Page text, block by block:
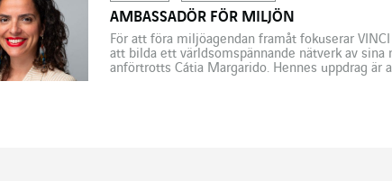
AMBASSADÖR FÖR MILJÖN
För att föra miljöagendan framåt fokuserar
att bilda ett världsomspännande nätverk av
anförtrotts Cátia Margarido. Hennes uppdrag är